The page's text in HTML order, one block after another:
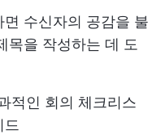
수신자의 공감을 불
목을 작성하는 데 도
적인 회의 체크리스